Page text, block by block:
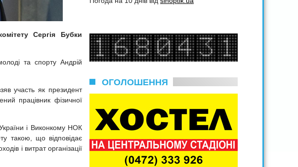
Сергія Бубки
та спорту Андрій
участь як президент
працівник фізичної
і Виконкому НОК
такою, що відповідає
і витрат організації
ОГОЛОШЕННЯ